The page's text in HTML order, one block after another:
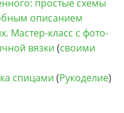
простые схемы
описанием
Мастер-класс с фото-
вязки (своими
спицами (Рукоделие)